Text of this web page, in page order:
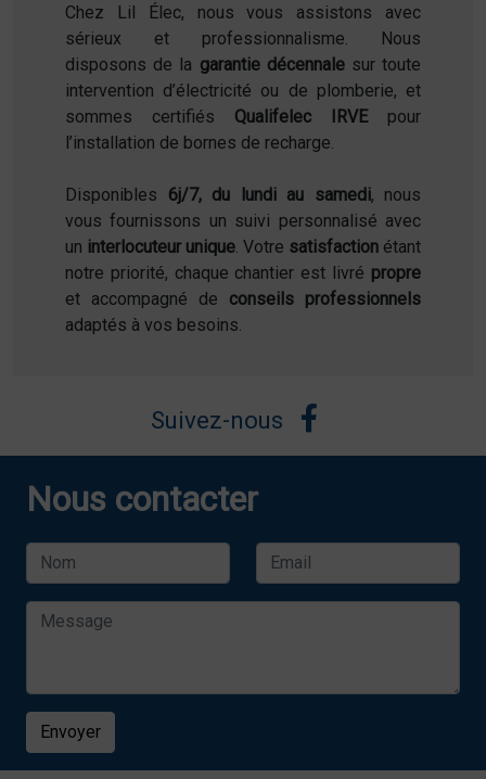
Chez Lil Élec, nous vous assistons avec
sérieux et professionnalisme. Nous
disposons de la garantie décennalesur toute
intervention d’électricité ou de plomberie, et
sommes certifiés Qualifelec IRVEpour
l’installation de bornes de recharge.
Disponibles 6j/7, du lundi au samedi, nous
vous fournissons un suivi personnalisé avec
un interlocuteur unique. Votre satisfaction étant
notre priorité, chaque chantier est livré propre
et accompagné de conseils professionnels
adaptés à vos besoins.
Suivez-nous
Nous contacter
Envoyer